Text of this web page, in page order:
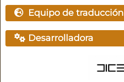
Equipo de traducción
Desarrolladora